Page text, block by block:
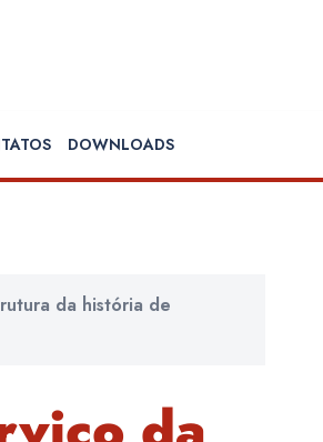
DOWNLOADS
da história de